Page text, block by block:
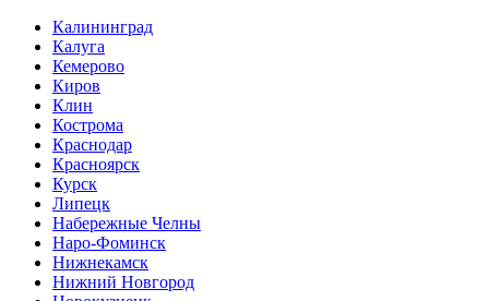
Калининград
Калуга
Кемерово
Киров
Клин
Кострома
Краснодар
Красноярск
Курск
Липецк
Набережные Челны
Наро-Фоминск
Нижнекамск
Нижний Новгород